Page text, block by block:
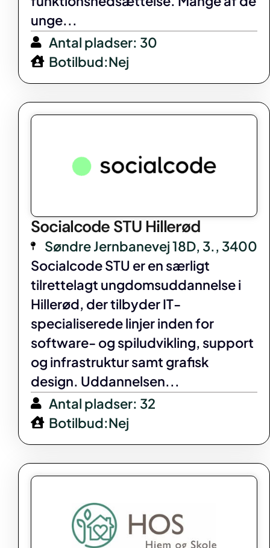
unge...
Antal pladser: 30
Botilbud:Nej
Socialcode STU Hillerød
Søndre Jernbanevej 18D, 3., 3400
Socialcode STU er en særligt
tilrettelagt ungdomsuddannelse i
Hillerød, der tilbyder IT-
specialiserede linjer inden for
software- og spiludvikling, support
og infrastruktur samt grafisk
design. Uddannelsen...
Antal pladser: 32
Botilbud:Nej